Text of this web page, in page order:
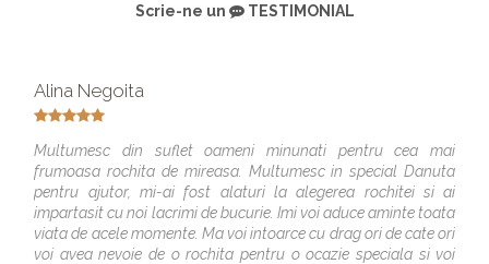
Scrie-ne un TESTIMONIAL
Alina Negoita
Multumesc din suflet oameni minunati pentru cea mai
frumoasa rochita de mireasa. Multumesc in special Danuta
pentru ajutor, mi-ai fost alaturi la alegerea rochitei si ai
impartasit cu noi lacrimi de bucurie. Imi voi aduce aminte toata
viata de acele momente. Ma voi intoarce cu drag ori de cate ori
voi avea nevoie de o rochita pentru o ocazie speciala si voi